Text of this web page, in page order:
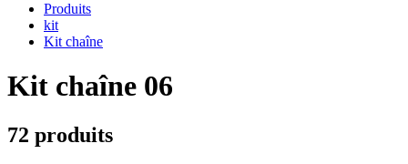
Produits
kit
Kit chaîne
Kit chaîne 06
72 produits